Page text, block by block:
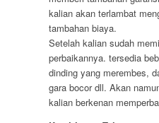
kalian akan terlambat
tambahan biaya.
Setelah kalian sudah
perbaikannya. tersedia
dinding yang merembes,
gara bocor dll. Akan
kalian berkenan